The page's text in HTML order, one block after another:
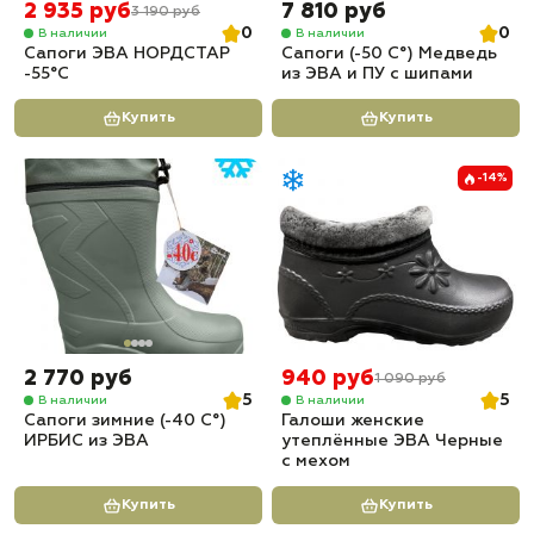
2 935 руб3 190 руб
В наличии
0
Сапоги ЭВА НОРДСТАР
-55°C
Купить
7 810 руб
В наличии
0
Сапоги (-50 С°) Медведь
из ЭВА и ПУ с шипами
Купить
2 770 руб
В наличии
5
Сапоги зимние (-40 С°)
ИРБИС из ЭВА
Купить
-14%
940 руб1 090 руб
В наличии
5
Галоши женские
утеплённые ЭВА Черные
с мехом
Купить